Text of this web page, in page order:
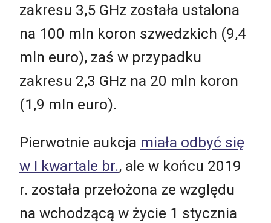
zakresu 3,5 GHz została ustalona
na 100 mln koron szwedzkich (9,4
mln euro), zaś w przypadku
zakresu 2,3 GHz na 20 mln koron
(1,9 mln euro).
Pierwotnie aukcja miała odbyć się
w I kwartale br., ale w końcu 2019
r. została przełożona ze względu
na wchodzącą w życie 1 stycznia